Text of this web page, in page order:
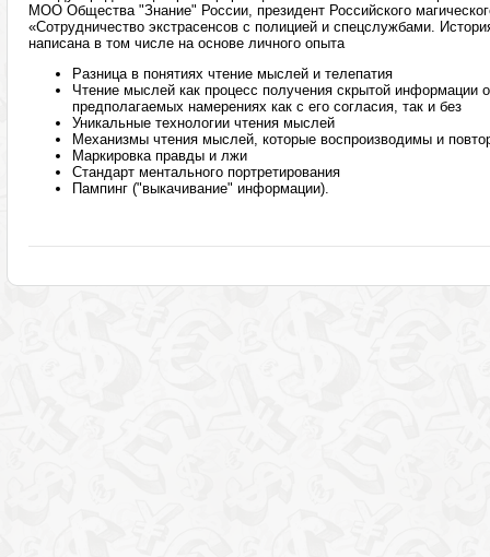
МОО Общества "Знание" России, президент Российского
«Сотрудничество экстрасенсов с полицией и спецслужбами.
написана в том числе на основе личного опыта
Разница в понятиях чтение мыслей и телепатия
Чтение мыслей как процесс получения скрытой информации
предполагаемых намерениях как с его согласия, так и без
Уникальные технологии чтения мыслей
Механизмы чтения мыслей, которые воспроизводимы и
Маркировка правды и лжи
Стандарт ментального портретирования
Пампинг ("выкачивание" информации).